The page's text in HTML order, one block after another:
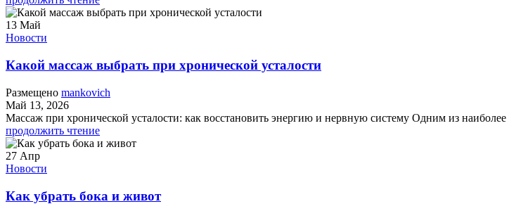
13 Май
Новости
Какой массаж выбрать при хронической усталости
Размещено mankovich
Май 13, 2026
Массаж при хронической усталости: как восстановить энергию и нервную систему Одним из
продолжить чтение
27 Апр
Новости
Как убрать бока и живот